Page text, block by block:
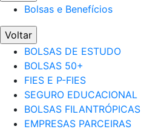
Bolsas e Benefícios
Voltar
BOLSAS DE ESTUDO
BOLSAS 50+
FIES E P-FIES
SEGURO EDUCACIONAL
BOLSAS FILANTRÓPICAS
EMPRESAS PARCEIRAS